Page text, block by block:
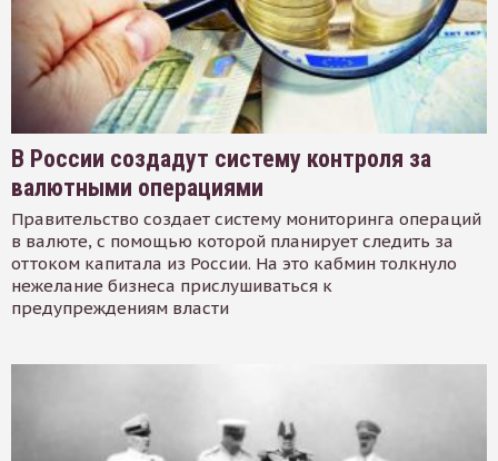
В России создадут систему контроля за
валютными операциями
Правительство создает систему мониторинга операций
в валюте, с помощью которой планирует следить за
оттоком капитала из России. На это кабмин толкнуло
нежелание бизнеса прислушиваться к
предупреждениям власти